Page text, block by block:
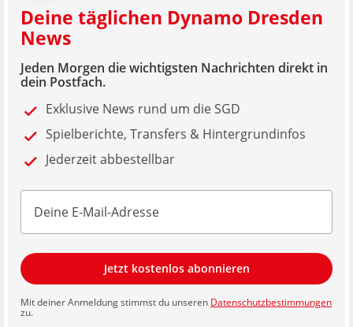
Deine täglichen Dynamo Dresden
News
Jeden Morgen die wichtigsten Nachrichten direkt in
dein Postfach.
Exklusive News rund um die SGD
Spielberichte, Transfers & Hintergrundinfos
Jederzeit abbestellbar
Jetzt kostenlos abonnieren
Mit deiner Anmeldung stimmst du unseren Datenschutzbestimmungen
zu.